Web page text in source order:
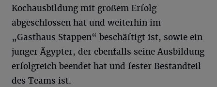
Kochausbildung mit großem Erfolg
abgeschlossen hat und weiterhin im
„Gasthaus Stappen“ beschäftigt ist, sowie ein
junger Ägypter, der ebenfalls seine Ausbildung
erfolgreich beendet hat und fester Bestandteil
des Teams ist.